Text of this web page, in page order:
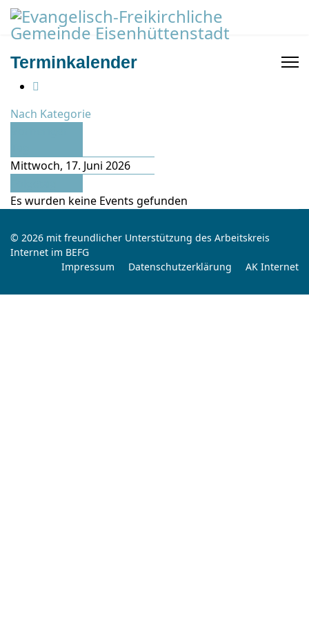
Terminkalender
Nach Kategorie
Mittwoch, 17. Juni 2026
Es wurden keine Events gefunden
© 2026 mit freundlicher Unterstützung des Arbeitskreis
Internet im BEFG
Impressum
Datenschutzerklärung AK Internet